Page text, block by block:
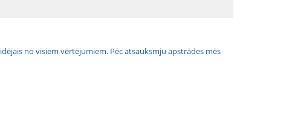
no visiem vērtējumiem. Pēc atsauksmju apstrādes mēs